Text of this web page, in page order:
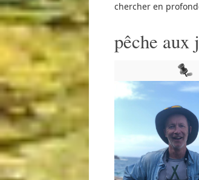
chercher en
pêche